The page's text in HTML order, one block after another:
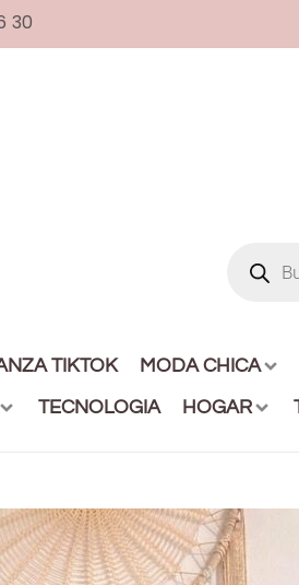
30
TIKTOK
MODA CHICA
TECNOLOGIA HOGAR